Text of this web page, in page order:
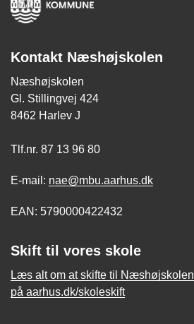
Kontakt Næshøjskolen
Næshøjskolen
Gl. Stillingvej 424
8462 Harlev J
Tlf.nr. 87 13 96 80
E-mail: nae@mbu.aarhus.dk
EAN: 5790000422432
Skift til vores skole
Læs alt om at skifte til Næshøjskolen
på aarhus.dk/skoleskift